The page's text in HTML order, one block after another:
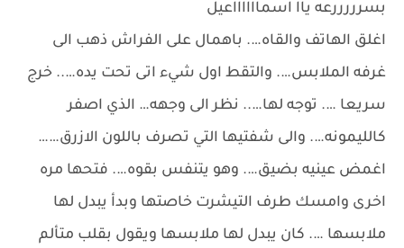
بسرررررعه ياا اسمااااااعيل
اغلق الهاتف والقاه…. باهمال على الفراش ذهب الى
غرفه الملابس…. والتقط اول شيء اتى تحت يده….. خرج
سريعا …. توجه لها….. نظر الى وجهه… الذي اصفر
كالليمونه…. والى شفتيها التي تصرف باللون الازرق……
اغمض عينيه بضيق…. وهو يتنفس بقوه…. فتحها مره
اخرى وامسك طرف التيشرت خاصتها وبدأ يبدل لها
ملابسها …. كان يبدل لها ملابسها ويقول بقلب متألم